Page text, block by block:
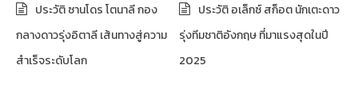
ประวัติ ซานโดร โตนาลี กอง
กลางดาวรุ่งอิตาลี เส้นทางสู่ความ
สำเร็จระดับโลก
ประวัติ อเล็กซ์ สก็อต นักเตะดาว
รุ่งทีมชาติอังกฤษ ที่มาแรงสุดในปี
2025